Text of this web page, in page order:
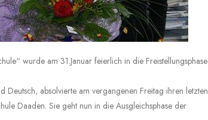
wurde am 31.Januar feierlich in die Freistellungsphase
Deutsch, absolvierte am vergangenen Freitag ihren letzten
Daaden. Sie geht nun in die Ausgleichsphase der